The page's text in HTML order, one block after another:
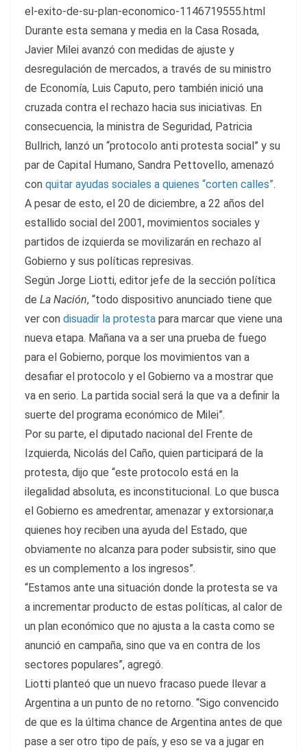
el-exito-de-su-plan-economico-1146719555.html
Durante esta semana y media en la Casa Rosada,
Javier Milei avanzó con medidas de ajuste y
desregulación de mercados, a través de su ministro
de Economía, Luis Caputo, pero también inició una
cruzada contra el rechazo hacia sus iniciativas. En
consecuencia, la ministra de Seguridad, Patricia
Bullrich, lanzó un “protocolo anti protesta social” y su
par de Capital Humano, Sandra Pettovello, amenazó
con quitar ayudas sociales a quienes “corten calles”.
A pesar de esto, el 20 de diciembre, a 22 años del
estallido social del 2001, movimientos sociales y
partidos de izquierda se movilizarán en rechazo al
Gobierno y sus políticas represivas.
Según Jorge Liotti, editor jefe de la sección política
de La Nación, “todo dispositivo anunciado tiene que
ver con disuadir la protesta para marcar que viene una
nueva etapa. Mañana va a ser una prueba de fuego
para el Gobierno, porque los movimientos van a
desafiar el protocolo y el Gobierno va a mostrar que
va en serio. La partida social será la que va a definir la
suerte del programa económico de Milei”.
Por su parte, el diputado nacional del Frente de
Izquierda, Nicolás del Caño, quien participará de la
protesta, dijo que “este protocolo está en la
ilegalidad absoluta, es inconstitucional. Lo que busca
el Gobierno es amedrentar, amenazar y extorsionar,a
quienes hoy reciben una ayuda del Estado, que
obviamente no alcanza para poder subsistir, sino que
es un complemento a los ingresos”.
“Estamos ante una situación donde la protesta se va
a incrementar producto de estas políticas, al calor de
un plan económico que no ajusta a la casta como se
anunció en campaña, sino que va en contra de los
sectores populares”, agregó.
Liotti planteó que un nuevo fracaso puede llevar a
Argentina a un punto de no retorno. “Sigo convencido
de que es la última chance de Argentina antes de que
pase a ser otro tipo de país, y eso se va a jugar en